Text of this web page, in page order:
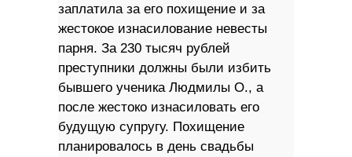
заплатила за его похищение и за
жестокое изнасилование невесты
парня. За 230 тысяч рублей
преступники должны были избить
бывшего ученика Людмилы О., а
после жестоко изнасиловать его
будущую супругу. Похищение
планировалось в день свадьбы